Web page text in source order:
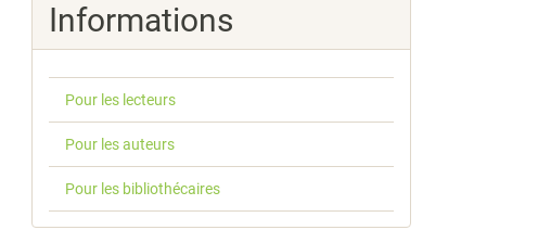
Informations
Pour les lecteurs
Pour les auteurs
Pour les bibliothécaires